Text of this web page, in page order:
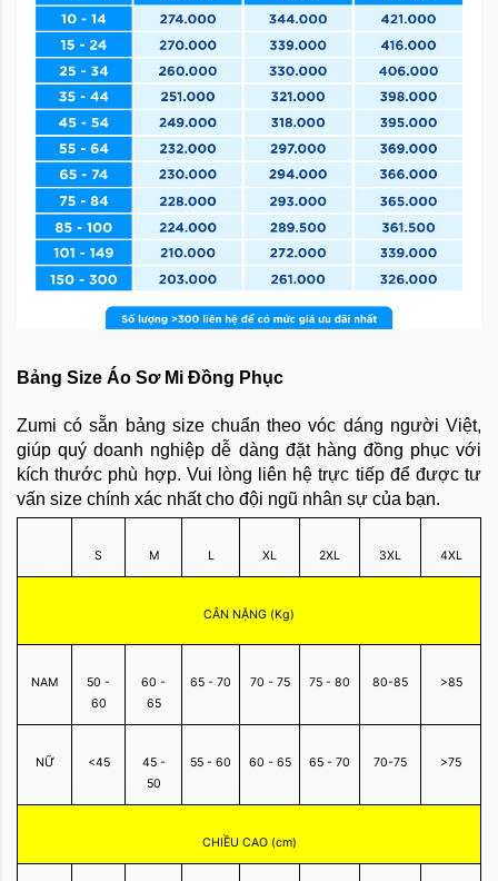
Bảng Size Áo Sơ Mi Đồng Phục
Zumi có sẵn bảng size chuẩn theo vóc dáng người Việt,
giúp quý doanh nghiệp dễ dàng đặt hàng đồng phục với
kích thước phù hợp. Vui lòng liên hệ trực tiếp để được tư
vấn size chính xác nhất cho đội ngũ nhân sự của bạn.
S M L XL 2XL 3XL 4XL
CÂN NẶNG (Kg)
NAM
50 -
60
60 -
65
65 - 70 70 - 75 75 - 80 80-85 >85
NỮ <45
45 -
50
55 - 60 60 - 65 65 - 70 70-75 >75
CHIỀU CAO (cm)